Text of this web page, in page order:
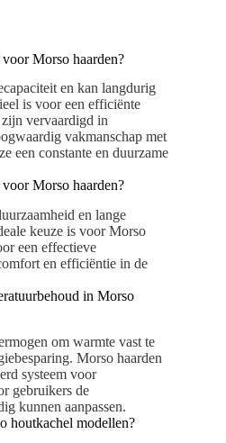
Morso haarden?
en kan langdurig
is voor een efficiënte
vervaardigd in
vakmanschap met
een constante en duurzame
Morso haarden?
en lange
keuze is voor Morso
een effectieve
en efficiëntie in de
in Morso
om warmte vast te
Morso haarden
systeem voor
gebruikers de
kunnen aanpassen.
houtkachel modellen?